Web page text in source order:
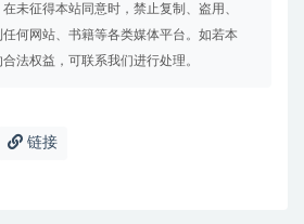
未征得本站同意时，禁止复制、盗用、
何网站、书籍等各类媒体平台。如若本
法权益，可联系我们进行处理。
链接